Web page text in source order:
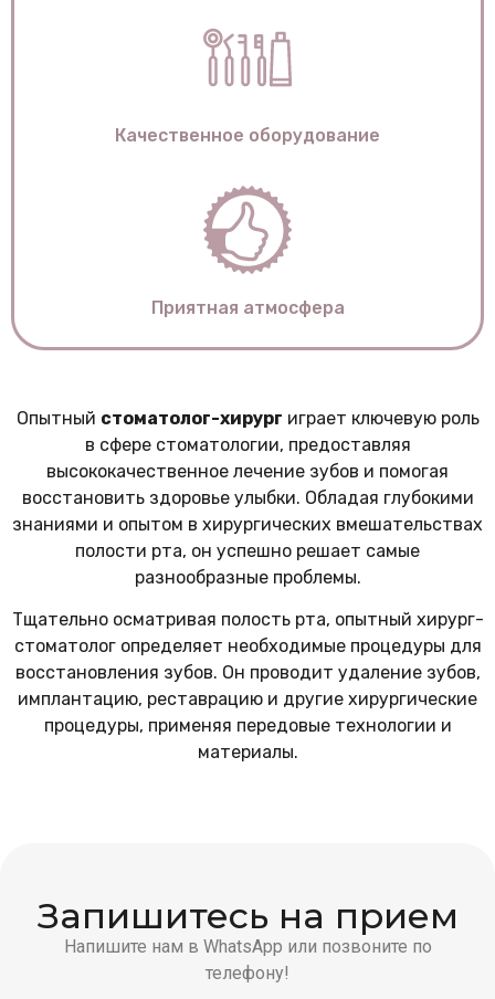
Качественное оборудование
Приятная атмосфера
Опытный стоматолог-хирург играет ключевую роль
в сфере стоматологии, предоставляя
высококачественное лечение зубов и помогая
восстановить здоровье улыбки. Обладая глубокими
знаниями и опытом в хирургических вмешательствах
полости рта, он успешно решает самые
разнообразные проблемы.
Тщательно осматривая полость рта, опытный хирург-
стоматолог определяет необходимые процедуры для
восстановления зубов. Он проводит удаление зубов,
имплантацию, реставрацию и другие хирургические
процедуры, применяя передовые технологии и
материалы.
Запишитесь на прием
Напишите нам в WhatsApp или позвоните по
телефону!